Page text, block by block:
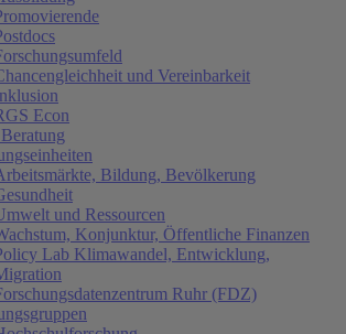
und Vereinbarkeit
Econ
Bildung, Bevölkerung
und Ressourcen
Konjunktur, Öffentliche Finanzen
Lab Klimawandel, Entwicklung,
Ruhr (FDZ)